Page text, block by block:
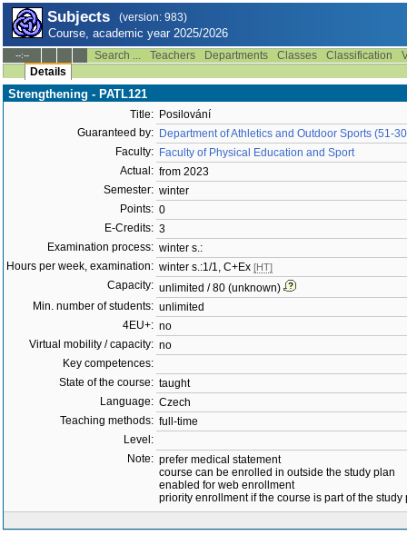
Subjects (version: 983)
Course, academic year 2025/2026
--:-- Search ... Teachers Departments Classes Classification
Details
Strengthening - PATL121
Title: Posilování
Guaranteed by: Department of Athletics and Outdoor Sports (51-
Faculty: Faculty of Physical Education and Sport
Actual: from 2023
Semester: winter
Points: 0
E-Credits: 3
Examination process: winter s.:
Hours per week, examination: winter s.:1/1, C+Ex [HT]
Capacity: unlimited / 80 (unknown)
Min. number of students: unlimited
4EU+: no
Virtual mobility / capacity: no
Key competences:
State of the course: taught
Language: Czech
Teaching methods: full-time
Level:
Note: prefer medical statement
course can be enrolled in outside the study plan
enabled for web enrollment
priority enrollment if the course is part of the study